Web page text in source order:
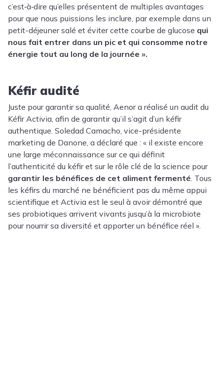
c’est‑à‑dire qu’elles présentent de multiples avantages
pour que nous puissions les inclure, par exemple dans un
petit-déjeuner salé et éviter cette courbe de glucose qui
nous fait entrer dans un pic et qui consomme notre
énergie tout au long de la journée ».
Kéfir audité
Juste pour garantir sa qualité, Aenor a réalisé un audit du
Kéfir Activia, afin de garantir qu’il s’agit d’un kéfir
authentique. Soledad Camacho, vice-présidente
marketing de Danone, a déclaré que : « il existe encore
une large méconnaissance sur ce qui définit
l’authenticité du kéfir et sur le rôle clé de la science pour
garantir les bénéfices de cet aliment fermenté. Tous
les kéfirs du marché ne bénéficient pas du même appui
scientifique et Activia est le seul à avoir démontré que
ses probiotiques arrivent vivants jusqu’à la microbiote
pour nourrir sa diversité et apporter un bénéfice réel ».